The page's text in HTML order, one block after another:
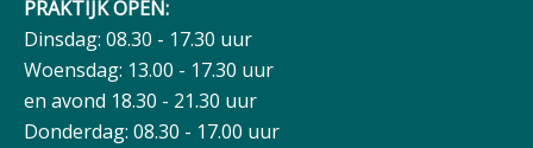
PRAKTIJK OPEN:
Dinsdag: 08.30 - 17.30 uur
Woensdag: 13.00 - 17.30 uur
en avond 18.30 - 21.30 uur
Donderdag: 08.30 - 17.00 uur